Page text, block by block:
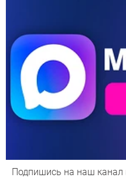
Подпишись на наш